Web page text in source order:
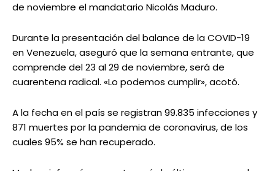
de noviembre el mandatario Nicolás Maduro.
Durante la presentación del balance de la COVID-19
en Venezuela, aseguró que la semana entrante, que
comprende del 23 al 29 de noviembre, será de
cuarentena radical. «Lo podemos cumplir», acotó.
A la fecha en el país se registran 99.835 infecciones y
871 muertes por la pandemia de coronavirus, de los
cuales 95% se han recuperado.